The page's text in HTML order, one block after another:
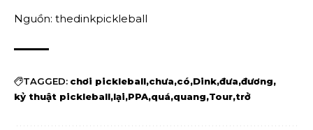
Nguồn: thedinkpickleball
TAGGED: chơi pickleball chưa có Dink đưa đương
kỷ thuật pickleball lại PPA quá quang Tour trở